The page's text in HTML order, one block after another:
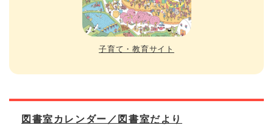
子育て・教育サイト
図書室カレンダー／図書室だより